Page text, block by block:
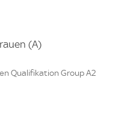
(A)
Qualifikation Group A2